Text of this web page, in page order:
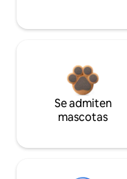
Se admiten
mascotas